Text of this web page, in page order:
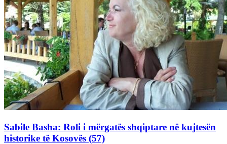
Sabile Basha: Roli i mërgatës shqiptare në kujtesën
historike të Kosovës (57)